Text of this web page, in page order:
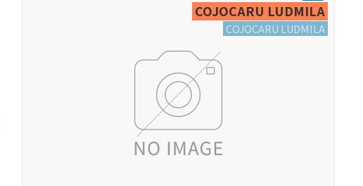
COJOCARU LUDMILA
COJOCARU LUDMILA